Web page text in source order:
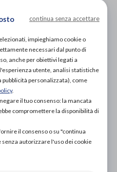
in negozio
continua senza accettare
impieghiamo cookie o
necessari dal punto di
anche per obiettivi legati a
utente, analisi statistiche
personalizzata), come
.
il tuo consenso: la mancata
compromettere la disponibilità di
il consenso o su "continua
autorizzare l'uso dei cookie